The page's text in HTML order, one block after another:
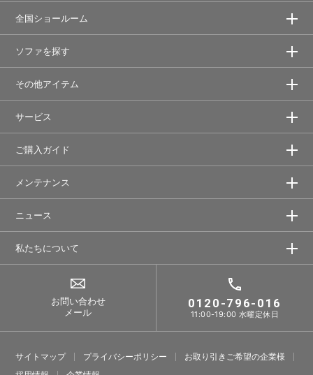
全国ショールーム
ソファを探す
その他アイテム
サービス
ご購入ガイド
メンテナンス
ニュース
私たちについて
お問い合わせ
メール
0120-796-016
11:00-19:00 水曜定休日
サイトマップ プライバシーポリシー
お取り引きご希望の企業様